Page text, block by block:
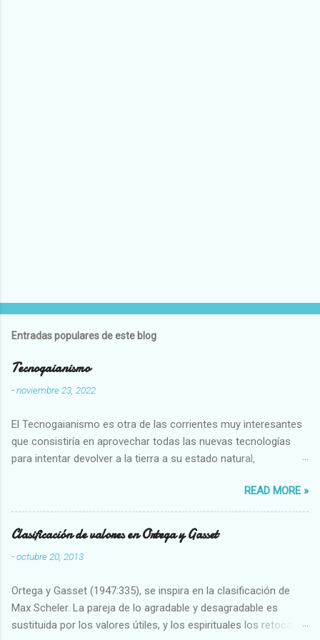
Entradas populares de este blog
Tecnogaianismo
-noviembre 23, 2022
El Tecnogaianismo es otra de las corrientes muy interesantes
que consistiría en aprovechar todas las nuevas tecnologías
para intentar devolver a la tierra a su estado natural,
READ MORE »
Clasificación de valores en Ortega y Gasset
-octubre 20, 2013
Ortega y Gasset (1947:335), se inspira en la clasificación de
Max Scheler. La pareja de lo agradable y desagradable es
sustituida por los valores útiles, y los espirituales los retoca.